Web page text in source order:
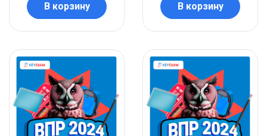
В корзину В корзину